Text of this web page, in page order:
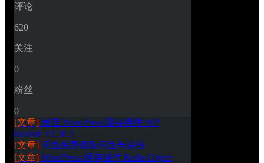
评论
620
关注
0
粉丝
0
[文章] 最佳 WordPress 缓存插件 WP
Rocket_v3.20.3
[文章] 闲鱼免费领取闲鱼号装扮
[文章] WordPress 缓存插件 Redis Object